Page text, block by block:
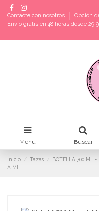
Contacte con nosotros
Opción
Envío gratis en 48 horas desde
Menu Buscar
Inicio Tazas
BOTELLA 700 ML -
A MI